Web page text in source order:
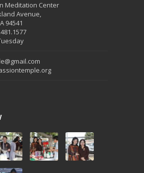
Meditation Center
Avenue,
94541